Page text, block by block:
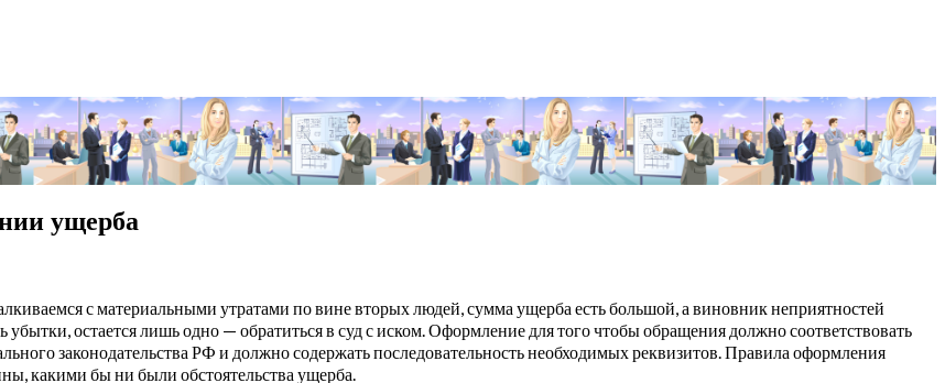
ущерба
с материальными утратами по вине вторых людей, сумма ущерба есть большой, а виновник неприятностей
убытки, остается лишь одно — обратиться в суд с иском. Оформление для того чтобы обращения должно соответствовать
законодательства РФ и должно содержать последовательность необходимых реквизитов. Правила оформления
какими бы ни были обстоятельства ущерба.